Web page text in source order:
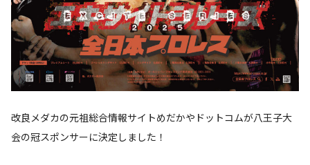
改良メダカの元祖総合情報サイトめだかやドットコムが八王子大
会の冠スポンサーに決定しました！